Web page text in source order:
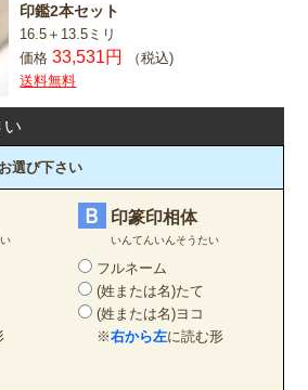
印鑑2本セット
16.5＋13.5ミリ
価格33,531円
（税込)
送料無料
い
選び下さい
Ｂ 印篆印相体
いんてんいんそうたい
フルネーム
(姓または名)たて
(姓または名)ヨコ
※右から左に読む形